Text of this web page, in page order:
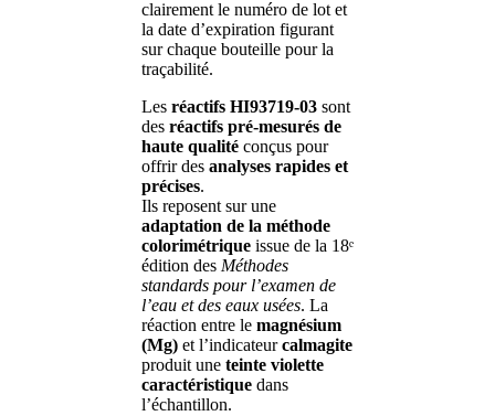
clairement le numéro de lot et
la date d’expiration figurant
sur chaque bouteille pour la
traçabilité.
Les réactifs HI93719-03 sont
des réactifs pré-mesurés de
haute qualité conçus pour
offrir des analyses rapides et
précises.
Ils reposent sur une
adaptation de la méthode
colorimétrique issue de la 18ᵉ
édition des Méthodes
standards pour l’examen de
l’eau et des eaux usées. La
réaction entre le magnésium
(Mg) et l’indicateurcalmagite
produit une teinte violette
caractéristique dans
l’échantillon.